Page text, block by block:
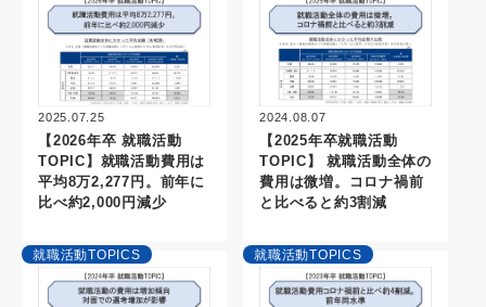
2025.07.25
【2026年卒 就職活動
TOPIC】就職活動費用は
平均8万2,277円。前年に
比べ約2,000円減少
2024.08.07
【2025年卒就職活動
TOPIC】 就職活動全体の
費用は微増。コロナ禍前
と比べると約3割減
就職活動TOPICS 就職活動TOPICS